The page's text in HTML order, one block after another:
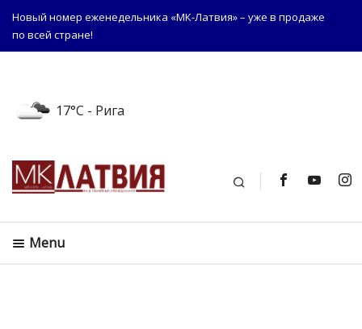
Новый номер еженедельника «МК-Латвия» – уже в продаже
по всей стране!
17°C - Рига
Поиск
Menu